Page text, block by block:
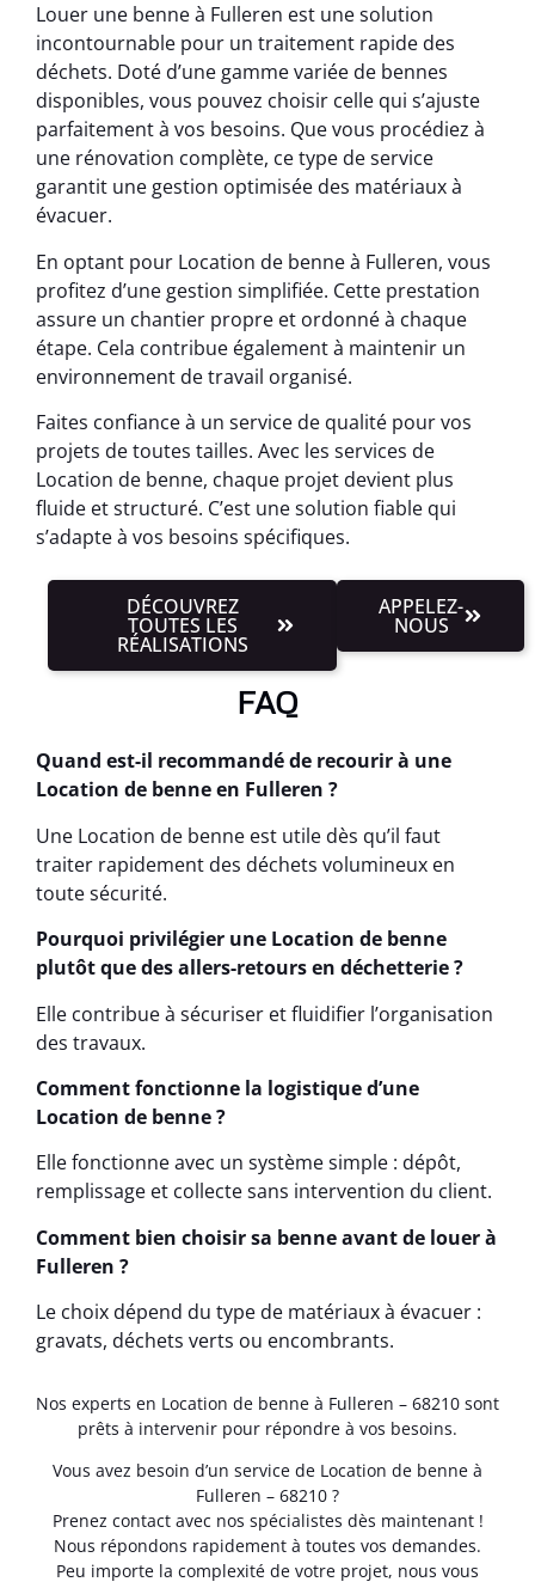
Louer une benne à Fulleren est une solution
incontournable pour un traitement rapide des
déchets. Doté d’une gamme variée de bennes
disponibles, vous pouvez choisir celle qui s’ajuste
parfaitement à vos besoins. Que vous procédiez à
une rénovation complète, ce type de service
garantit une gestion optimisée des matériaux à
évacuer.
En optant pour Location de benne à Fulleren, vous
profitez d’une gestion simplifiée. Cette prestation
assure un chantier propre et ordonné à chaque
étape. Cela contribue également à maintenir un
environnement de travail organisé.
Faites confiance à un service de qualité pour vos
projets de toutes tailles. Avec les services de
Location de benne, chaque projet devient plus
fluide et structuré. C’est une solution fiable qui
s’adapte à vos besoins spécifiques.
DÉCOUVREZ
TOUTES LES
RÉALISATIONS
APPELEZ-
NOUS
FAQ
Quand est-il recommandé de recourir à une
Location de benne en Fulleren ?
Une Location de benne est utile dès qu’il faut
traiter rapidement des déchets volumineux en
toute sécurité.
Pourquoi privilégier une Location de benne
plutôt que des allers-retours en déchetterie ?
Elle contribue à sécuriser et fluidifier l’organisation
des travaux.
Comment fonctionne la logistique d’une
Location de benne ?
Elle fonctionne avec un système simple : dépôt,
remplissage et collecte sans intervention du client.
Comment bien choisir sa benne avant de louer à
Fulleren ?
Le choix dépend du type de matériaux à évacuer :
gravats, déchets verts ou encombrants.
Nos experts en Location de benne à Fulleren – 68210 sont
prêts à intervenir pour répondre à vos besoins.
Vous avez besoin d’un service de Location de benne à
Fulleren – 68210 ?
Prenez contact avec nos spécialistes dès maintenant !
Nous répondons rapidement à toutes vos demandes.
Peu importe la complexité de votre projet, nous vous